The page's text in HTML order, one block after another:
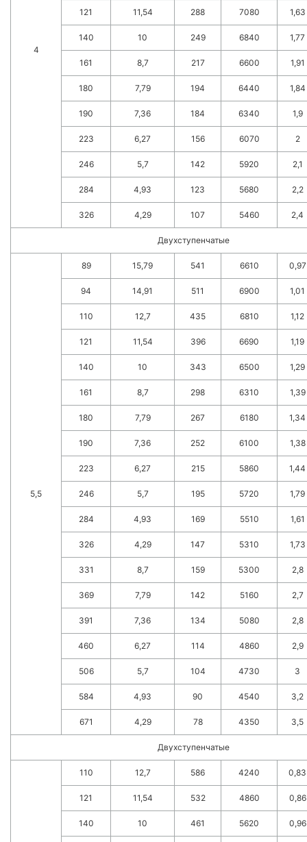
4
121 11,54 288 7080 1,63
140 10 249 6840 1,77
161 8,7 217 6600 1,91
180 7,79 194 6440 1,84
190 7,36 184 6340 1,9
223 6,27 156 6070 2
246 5,7 142 5920 2,1
284 4,93 123 5680 2,2
326 4,29 107 5460 2,4
Двухступенчатые
5,5
89 15,79 541 6610 0,97
94 14,91 511 6900 1,01
110 12,7 435 6810 1,12
121 11,54 396 6690 1,19
140 10 343 6500 1,29
161 8,7 298 6310 1,39
180 7,79 267 6180 1,34
190 7,36 252 6100 1,38
223 6,27 215 5860 1,44
246 5,7 195 5720 1,79
284 4,93 169 5510 1,61
326 4,29 147 5310 1,73
331 8,7 159 5300 2,8
369 7,79 142 5160 2,7
391 7,36 134 5080 2,8
460 6,27 114 4860 2,9
506 5,7 104 4730 3
584 4,93 90 4540 3,2
671 4,29 78 4350 3,5
Двухступенчатые
110 12,7 586 4240 0,83
121 11,54 532 4860 0,86
140 10 461 5620 0,96